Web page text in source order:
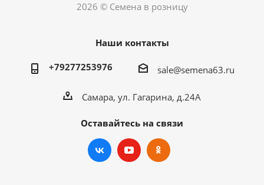
2026 © Семена в розницу
Наши контакты
+79277253976 sale@semena63.ru
Самара, ул. Гагарина, д.24А
Оставайтесь на связи